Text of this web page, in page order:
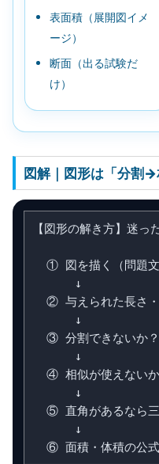
表面積（展開図イメ
ージ）
断面（出る試験だ
け）
図解｜図形は「分割
【図形の解き方】迷っ
① 図を描く（問題文
      ↓
② 与えられた長さ
      ↓
③ 分割できないか？
      ↓
④ 相似が使えないか
      ↓
⑤ 直角があるなら
      ↓